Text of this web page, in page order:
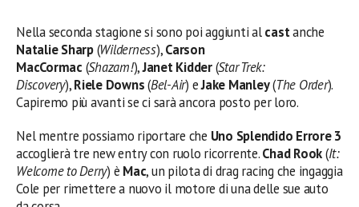
Nella seconda stagione si sono poi aggiunti alcastanche
Natalie Sharp(Wilderness),Carson
MacCormac (Shazam!),Janet Kidder(Star Trek:
Discovery),Riele Downs(Bel-Air) eJake Manley(The Order).
Capiremo più avanti se ci sarà ancora posto per loro.
Nel mentre possiamo riportare che Uno Splendido Errore 3
accoglierà tre new entry con ruolo ricorrente.Chad Rook(It:
Welcome to Derry) è Mac, un pilota di drag racing che ingaggia
Cole per rimettere a nuovo il motore di una delle sue auto